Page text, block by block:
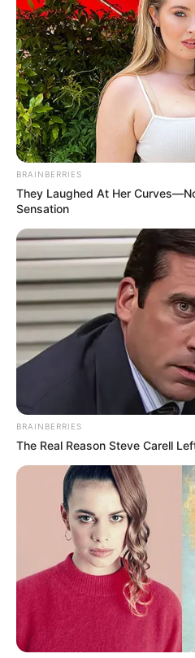
guianoivaonline
BRAINBERRIES
They Laughed At Her
Sensation
BRAINBERRIES
The Real Reason Steve Carell